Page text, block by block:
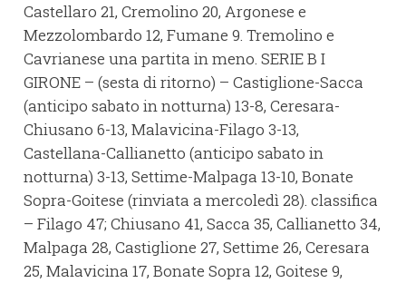
Castellaro 21, Cremolino 20, Argonese e
Mezzolombardo 12, Fumane 9. Tremolino e
Cavrianese una partita in meno. SERIE B I
GIRONE – (sesta di ritorno) – Castiglione-Sacca
(anticipo sabato in notturna) 13-8, Ceresara-
Chiusano 6-13, Malavicina-Filago 3-13,
Castellana-Callianetto (anticipo sabato in
notturna) 3-13, Settime-Malpaga 13-10, Bonate
Sopra-Goitese (rinviata a mercoledì 28). classifica
– Filago 47; Chiusano 41, Sacca 35, Callianetto 34,
Malpaga 28, Castiglione 27, Settime 26, Ceresara
25, Malavicina 17, Bonate Sopra 12, Goitese 9,